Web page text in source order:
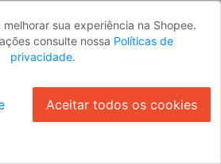
sua experiência na Shopee.
consulte nossa Políticas de
privacidade.
Aceitar todos os cookies